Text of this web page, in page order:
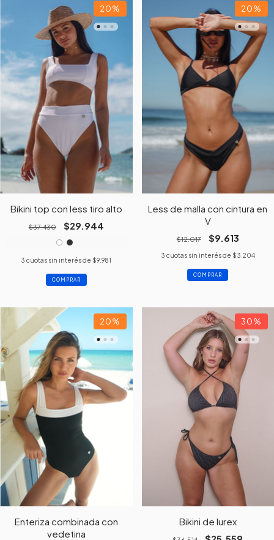
20%
Bikini top con less tiro alto
$37.430 $29.944
3 cuotas sin interés de $9.981
COMPRAR
20%
Less de malla con cintura en
V
$12.017 $9.613
3 cuotas sin interés de $3.204
COMPRAR
20%
Enteriza combinada con
vedetina
30%
Bikini de lurex